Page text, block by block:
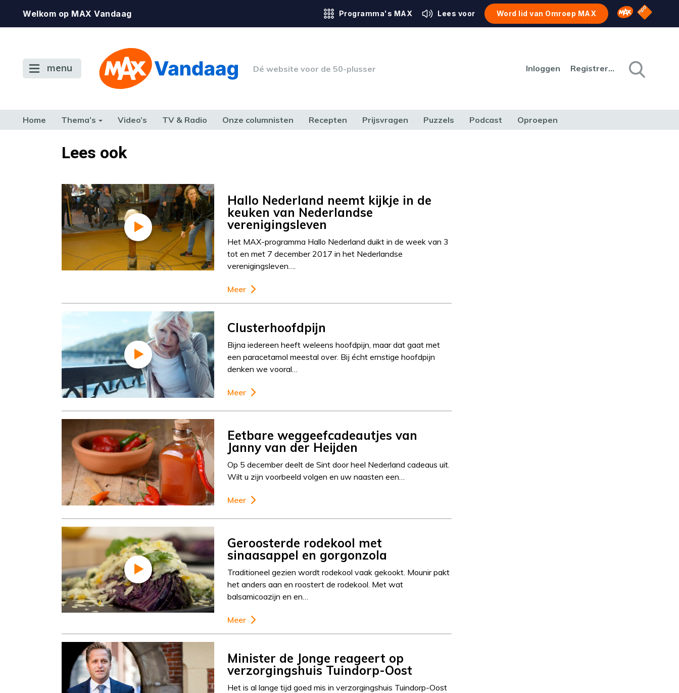
Welkom op MAX Vandaag Programma's MAX Lees voor Word lid van Omroep MAX Omroep MAX
NPO
menu Dé website voor de 50-plusser Inloggen Registreren
Home Thema’s Video’s TV & Radio Onze columnisten Recepten Prijsvragen Puzzels Podcast Oproepen
TERUG NAAR TOENLees ook
Hallo Nederland neemt kijkje in de
keuken van Nederlandse
verenigingsleven
Het MAX-programma Hallo Nederland duikt in de week van 3
tot en met 7 december 2017 in het Nederlandse
verenigingsleven….
Meer
Clusterhoofdpijn
Bijna iedereen heeft weleens hoofdpijn, maar dat gaat met
een paracetamol meestal over. Bij écht ernstige hoofdpijn
denken we vooral…
Meer
Eetbare weggeefcadeautjes van
Janny van der Heijden
Op 5 december deelt de Sint door heel Nederland cadeaus uit.
Wilt u zijn voorbeeld volgen en uw naasten een…
Meer
Geroosterde rodekool met
sinaasappel en gorgonzola
Traditioneel gezien wordt rodekool vaak gekookt. Mounir pakt
het anders aan en roostert de rodekool. Met wat
balsamicoazijn en en…
Meer
Minister de Jonge reageert op
verzorgingshuis Tuindorp-Oost
Het is al lange tijd goed mis in verzorgingshuis Tuindorp-Oost